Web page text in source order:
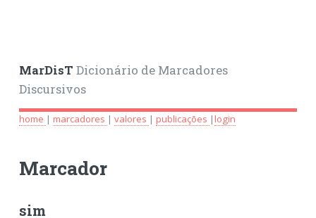
MarDisT Dicionário de Marcadores
Discursivos
home | marcadores | valores | publicações |login
Marcador
sim